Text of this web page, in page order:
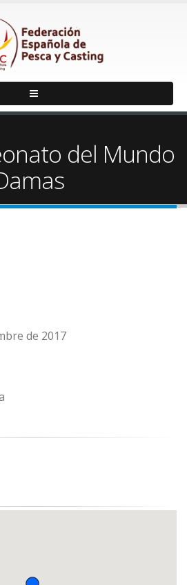
del Mundo
de 2017